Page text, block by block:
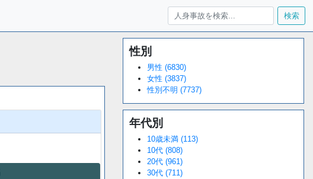
検索
Unmute
34.95%
性別
男性 (6830)
女性 (3837)
性別不明 (7737)
年代別
10歳未満 (113)
10代 (808)
20代 (961)
30代 (711)